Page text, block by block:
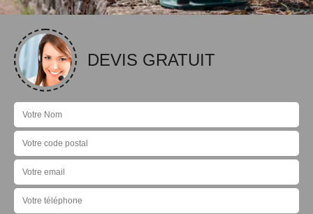
DEVIS GRATUIT